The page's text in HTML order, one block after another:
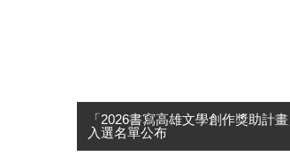
「2026書寫高雄文學創作獎助計畫
入選名單公布